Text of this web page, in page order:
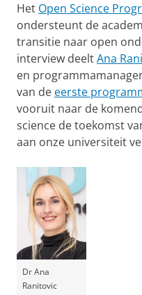
Het Open Science
ondersteunt de
transitie naar open
interview deeltAna
en
van de eerste
vooruit naar de
science de toekomst
aan onze universiteit
Dr Ana
Ranitovic